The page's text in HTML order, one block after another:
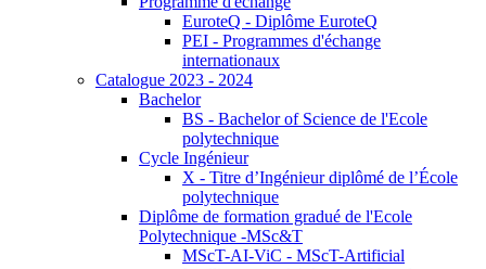
EuroteQ - Diplôme EuroteQ
PEI - Programmes d'échange
internationaux
Catalogue 2023 - 2024
Bachelor
BS - Bachelor of Science de l'Ecole
polytechnique
Cycle Ingénieur
X - Titre d’Ingénieur diplômé de l’École
polytechnique
Diplôme de formation gradué de l'Ecole
Polytechnique -MSc&T
MScT-AI-ViC - MScT-Artificial